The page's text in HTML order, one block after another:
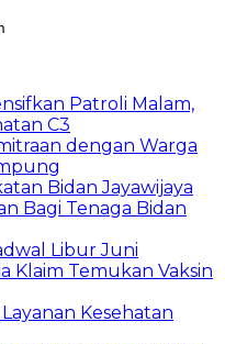
Patroli Malam,
C3
dengan Warga
Bidan Jayawijaya
Bagi Tenaga Bidan
Libur Juni
Klaim Temukan Vaksin
Kesehatan